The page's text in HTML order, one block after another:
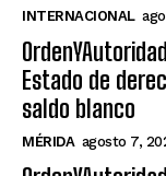
INTERNACIONAL
Estado de
saldo blanco
MÉRIDA agosto 7,